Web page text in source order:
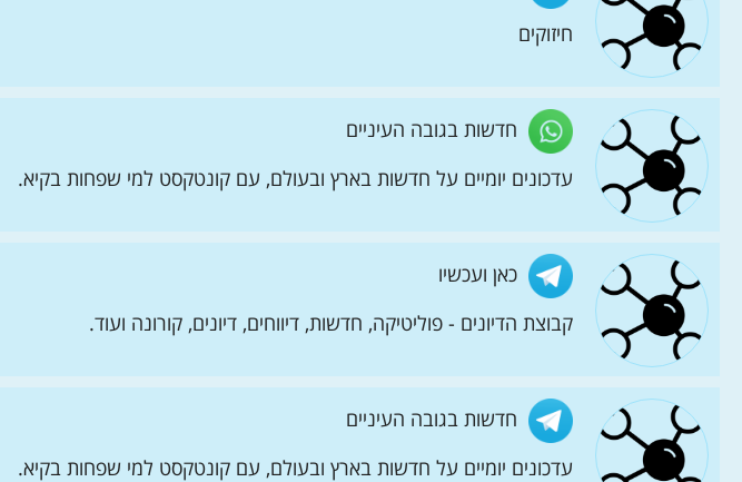
חיזוקים
חדשות בגובה העיניים
עדכונים יומיים על חדשות בארץ ובעולם, עם קונטקסט למי שפחות בקיא.
כאן ועכשיו
קבוצת הדיונים - פוליטיקה, חדשות, דיווחים, דיונים, קורונה ועוד.
חדשות בגובה העיניים
עדכונים יומיים על חדשות בארץ ובעולם, עם קונטקסט למי שפחות בקיא.